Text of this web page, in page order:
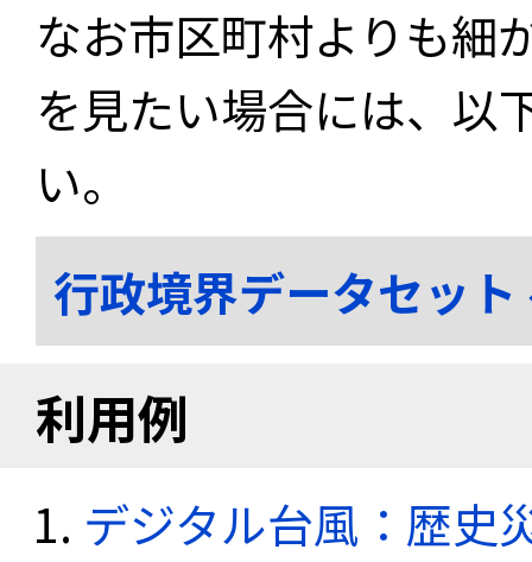
なお市区町村よりも細
を見たい場合には、以
い。
行政境界データセッ
利用例
デジタル台風：歴史